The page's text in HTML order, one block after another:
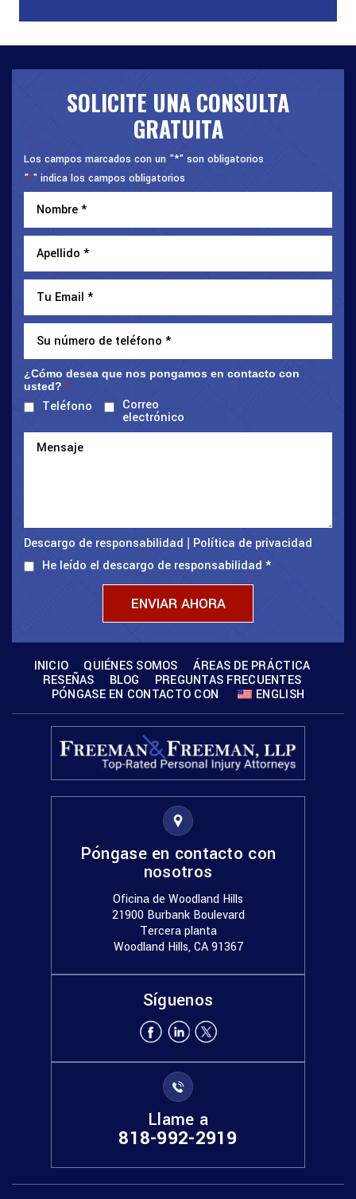
SOLICITE UNA CONSULTA
GRATUITA
Los campos marcados con un "*" son obligatorios
"*" indica los campos obligatorios
¿Cómo desea que nos pongamos en contacto con
usted? *
Teléfono Correo
electrónico
Descargo de responsabilidad
Política de privacidad
He leído el descargo de responsabilidad *
INICIO QUIÉNES SOMOS
ÁREAS DE PRÁCTICA
RESEÑAS
BLOG
PREGUNTAS FRECUENTES
PÓNGASE EN CONTACTO CON
ENGLISH
Póngase en contacto con
nosotros
Oficina de Woodland Hills
21900 Burbank Boulevard
Tercera planta
Woodland Hills, CA 91367
Síguenos
Llame a
818-992-2919